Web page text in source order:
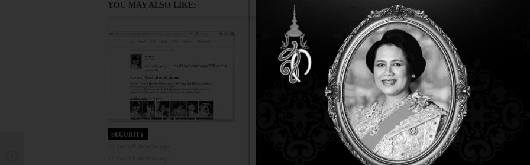
YOU MAY ALSO LIKE:
SECURITY
SECURITY
13 years 9 months ago
จะเอาโฆษณาจาก PR
pagerage ออกจาก หน้า
Facebook ได้อย่างไร
SECURITY
14 years 9 months ago
14 years 9 months ago